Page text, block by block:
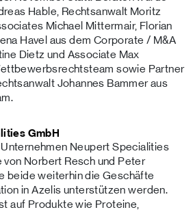
Hable, Rechtsanwalt Moritz
Michael Mittermair, Florian
Havel aus dem Corporate / M&A
Dietz und Associate Max
sowie Partner
Johannes Bammer aus
GmbH
Neupert Specialities
von Norbert Resch und Peter
beide weiterhin die Geschäfte
in Azelis unterstützen werden.
auf Produkte wie Proteine,